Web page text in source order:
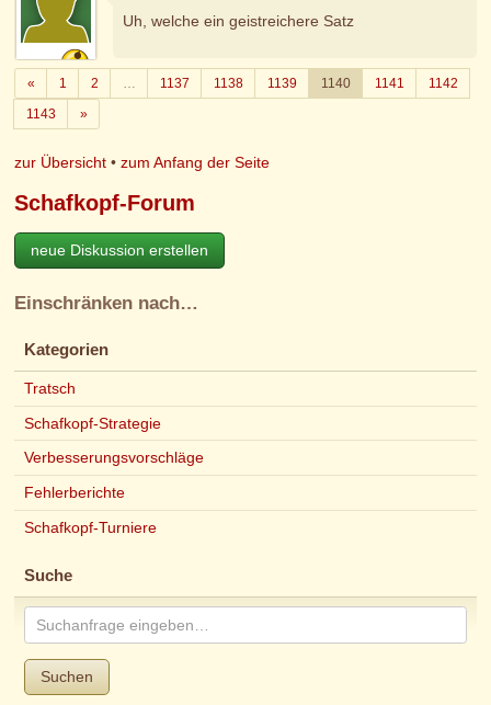
Uh, welche ein geistreichere Satz
«Zurück
1 2 … 1137 1138 1139 1140 1141
1142
1143
»Weiter
zur Übersicht •zum Anfang der Seite
Schafkopf-Forum
neue Diskussion erstellen
Einschränken nach…
Kategorien
Tratsch
Schafkopf-Strategie
Verbesserungsvorschläge
Fehlerberichte
Schafkopf-Turniere
Suche
Suchen